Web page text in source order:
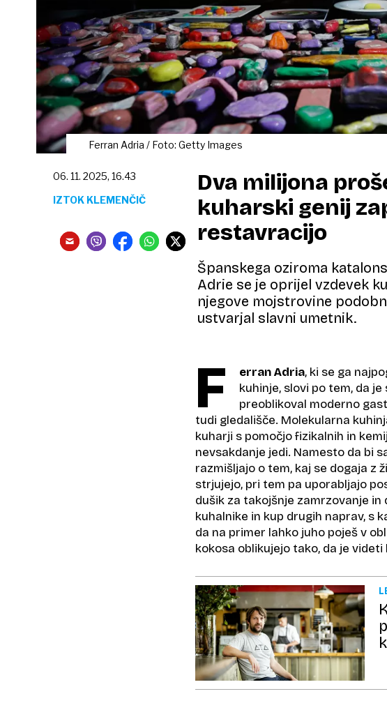
Ferran Adria / Foto: Getty Images
Dva milijona
kuharski genij
restavracijo
Španskega oziroma
Adrie se je oprijel vzdevek
njegove mojstrovine
ustvarjal slavni umetnik.
06. 11. 2025, 16.43
IZTOK KLEMENČIČ
F erran Adria, ki se ga
kuhinje, slovi po tem, da
preoblikoval moderno
tudi gledališče. Molekularna
kuharji s pomočjo fizikalnih in
nevsakdanje jedi. Namesto da bi
razmišljajo o tem, kaj se dogaja z
strjujejo, pri tem pa uporabljajo
dušik za takojšnje zamrzovanje
kuhalnike in kup drugih naprav, s
da na primer lahko juho poješ v
kokosa oblikujejo tako, da je